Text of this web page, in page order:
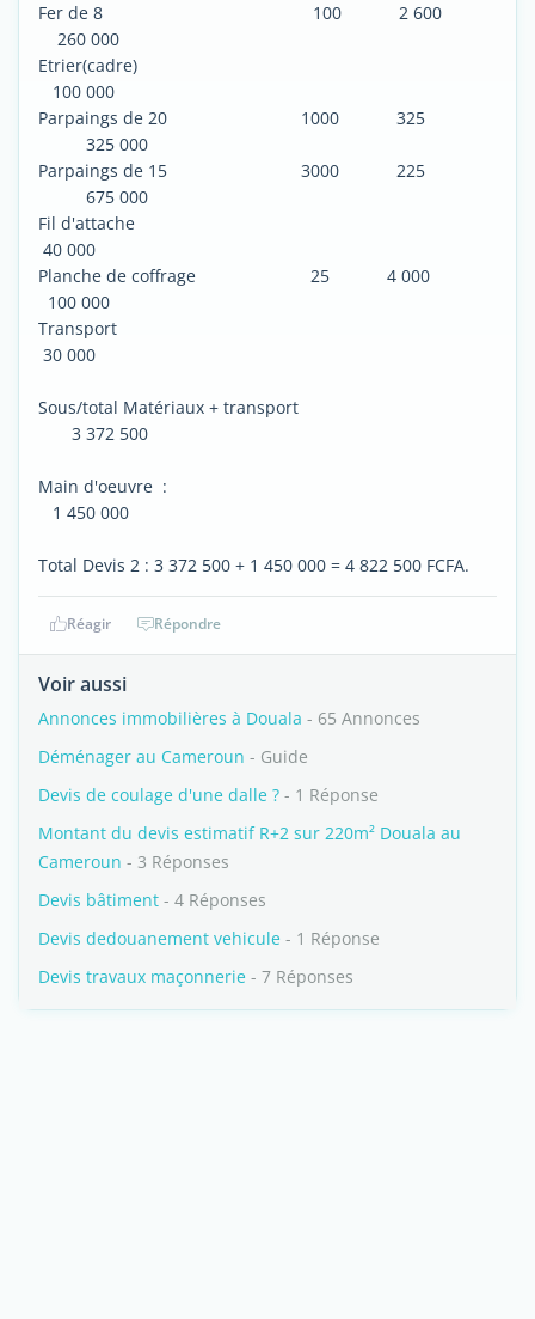
Fer de 8 100 2 600
260 000
Etrier(cadre)
100 000
Parpaings de 20 1000 325
325 000
Parpaings de 15 3000 225
675 000
Fil d'attache
40 000
Planche de coffrage 25 4 000
100 000
Transport
30 000
Sous/total Matériaux + transport
3 372 500
Main d'oeuvre :
1 450 000
Total Devis 2 : 3 372 500 + 1 450 000 = 4 822 500 FCFA.
Réagir Répondre
Voir aussi
Annonces immobilières à Douala - 65 Annonces
Déménager au Cameroun - Guide
Devis de coulage d'une dalle ? - 1 Réponse
Montant du devis estimatif R+2 sur 220m² Douala au
Cameroun - 3 Réponses
Devis bâtiment - 4 Réponses
Devis dedouanement vehicule - 1 Réponse
Devis travaux maçonnerie - 7 Réponses